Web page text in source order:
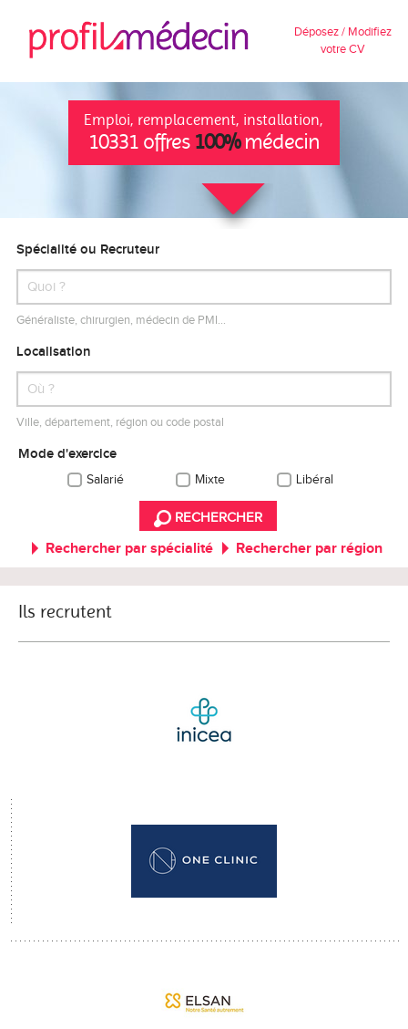
Déposez / Modifiez
votre CV
Emploi, remplacement, installation,
10331 offres 100%médecin
Spécialité ou Recruteur
Généraliste, chirurgien, médecin de PMI…
Localisation
Ville, département, région ou code postal
Mode d'exercice
Salarié Mixte Libéral
RECHERCHER
Rechercher par spécialité Rechercher par région
Ils recrutent